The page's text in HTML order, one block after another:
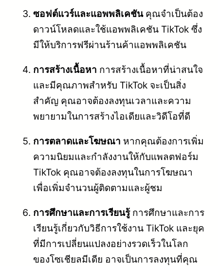
ซอฟต์แวร์และแอพพลิเคชันคุณจำเป็นต้อง
ดาวน์โหลดและใช้แอพพลิเคชัน TikTok ซึ่ง
มีให้บริการฟรีผ่านร้านค้าแอพพลิเคชัน
การสร้างเนื้อหา การสร้างเนื้อหาที่น่าสนใจ
และมีคุณภาพสำหรับ TikTok จะเป็นสิ่ง
สำคัญ คุณอาจต้องลงทุนเวลาและความ
พยายามในการสร้างไอเดียและวิดีโอที่ดี
การตลาดและโฆษณา หากคุณต้องการเพิ่ม
ความนิยมและกำลังงานให้กับแพลตฟอร์ม
TikTok คุณอาจต้องลงทุนในการโฆษณา
เพื่อเพิ่มจำนวนผู้ติดตามและผู้ชม
การศึกษาและการเรียนรู้การศึกษาและการ
เรียนรู้เกี่ยวกับวิธีการใช้งาน TikTok และยุค
ที่มีการเปลี่ยนแปลงอย่างรวดเร็วในโลก
ของโซเชียลมีเดีย อาจเป็นการลงทุนที่คุณ